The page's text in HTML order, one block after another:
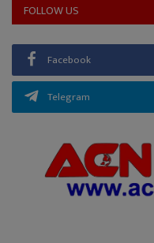
FOLLOW US
Facebook
Telegram